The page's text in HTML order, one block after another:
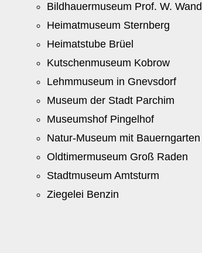
Bildhauermuseum Prof. W.
Heimatmuseum Sternberg
Heimatstube Brüel
Kutschenmuseum Kobrow
Lehmmuseum in Gnevsdorf
Museum der Stadt Parchim
Museumshof Pingelhof
Natur-Museum mit
Oldtimermuseum Groß Raden
Stadtmuseum Amtsturm
Ziegelei Benzin